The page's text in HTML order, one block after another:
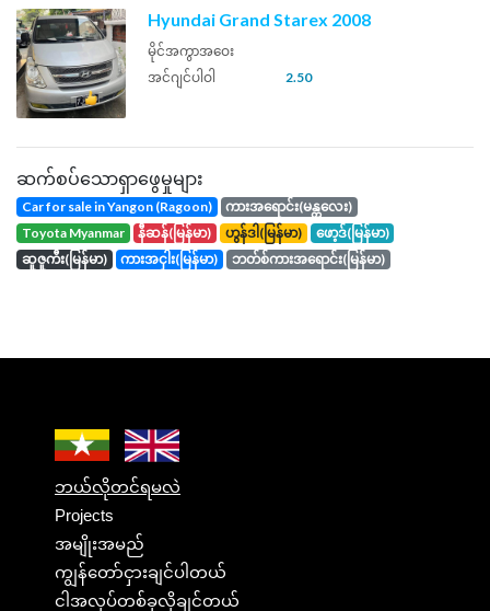
Hyundai Grand Starex 2008
မိုင်အကွာအဝေး
အင်ဂျင်ပါဝါ
2.50
ဆက်စပ်သောရှာဖွေမှုများ
Car for sale in Yangon (Ragoon)
ကားအရောင်း(မန္တလေး)
toyota Myanmar
နီဆန်(မြန်မာ) ဟွန်ဒါ(မြန်မာ)
ဖော့ဒ်(မြန်မာ)
ဆူဇူကီး(မြန်မာ)
ကားအငှါး(မြန်မာ) ဘတ်စ်ကားအရောင်း(မြန်မာ)
ဘယ်လိုတင်ရမလဲ
Projects
အမျိုးအမည်
ကျွန်တော်ငှားချင်ပါတယ်
ငါအလုပ်တစ်ခုလိုချင်တယ်